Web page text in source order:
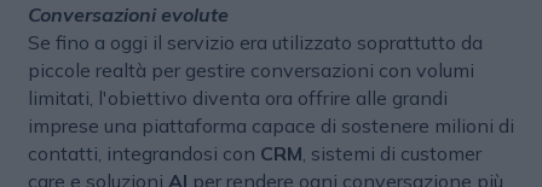
Conversazioni evolute
Se fino a oggi il servizio era utilizzato soprattutto da
piccole realtà per gestire conversazioni con volumi
limitati, l'obiettivo diventa ora offrire alle grandi
imprese una piattaforma capace di sostenere milioni di
contatti, integrandosi con CRM , sistemi di customer
care e soluzioni AI per rendere ogni conversazione più